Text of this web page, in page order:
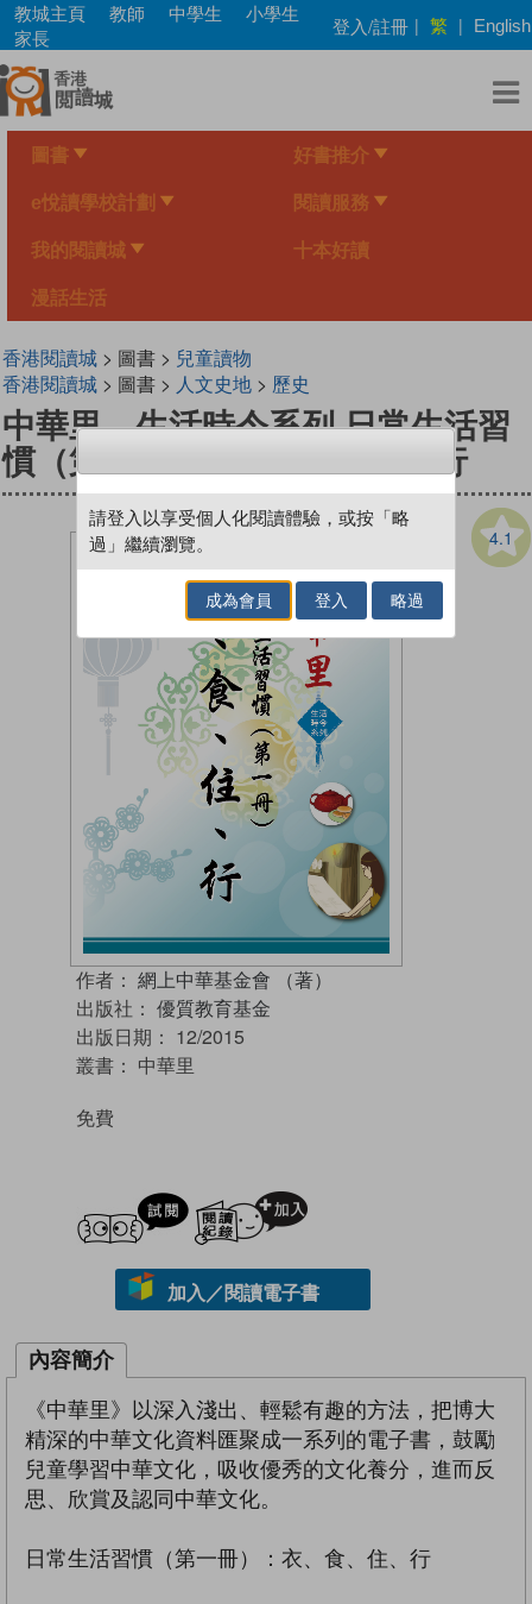
Skip
main
content
教城主頁 教師 中學生
小學生
家長
登入/註冊 | 繁 | English
圖書 好書推介
e悅讀學校計劃 閱讀服務
我的閱讀城 十本好讀
漫話生活
香港閱讀城> 圖書 > 兒童讀物
香港閱讀城> 圖書 > 人文史地> 歷史
中華里—生活時令系列 日常生活習
慣（第一冊）：衣、食、住、行
4.1
作者： 網上中華基金會 （著）
出版社： 優質教育基金
出版日期： 12/2015
叢書： 中華里
免費
試閲
加入／閱讀電子書
內容簡介
《中華里》以深入淺出、輕鬆有趣的方法，把博大
精深的中華文化資料匯聚成一系列的電子書，鼓勵
兒童學習中華文化，吸收優秀的文化養分，進而反
思、欣賞及認同中華文化。
日常生活習慣（第一冊）：衣、食、住、行
請登入以享受個人化閱讀體驗，或按「略
過」繼續瀏覽。
成為會員 登入 略過